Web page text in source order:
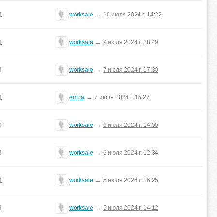
worksale → 10 июля 2024 г. 14:22
worksale → 9 июля 2024 г. 18:49
worksale → 7 июля 2024 г. 17:30
empa → 7 июля 2024 г. 15:27
worksale → 6 июля 2024 г. 14:55
worksale → 6 июля 2024 г. 12:34
worksale → 5 июля 2024 г. 16:25
worksale → 5 июля 2024 г. 14:12